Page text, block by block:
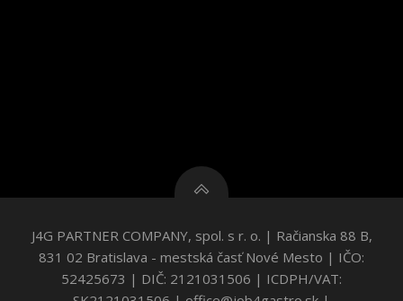
J4G PARTNER COMPANY, spol. s r. o. | Račianska 88 B,
831 02 Bratislava - mestská časť Nové Mesto | IČO:
52425673 | DIČ: 2121031506 | ICDPH/VAT: